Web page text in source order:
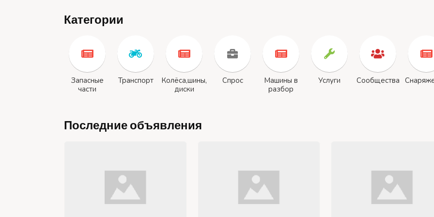
Категории
Запасные
части
Транспорт
Колёса,шины,
диски
Спрос
Машины в
разбор
Услуги Сообщества
Последние объявления